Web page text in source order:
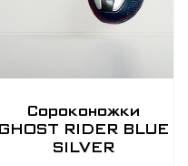
Сороконожки
GHOST RIDER BLUE
SILVER